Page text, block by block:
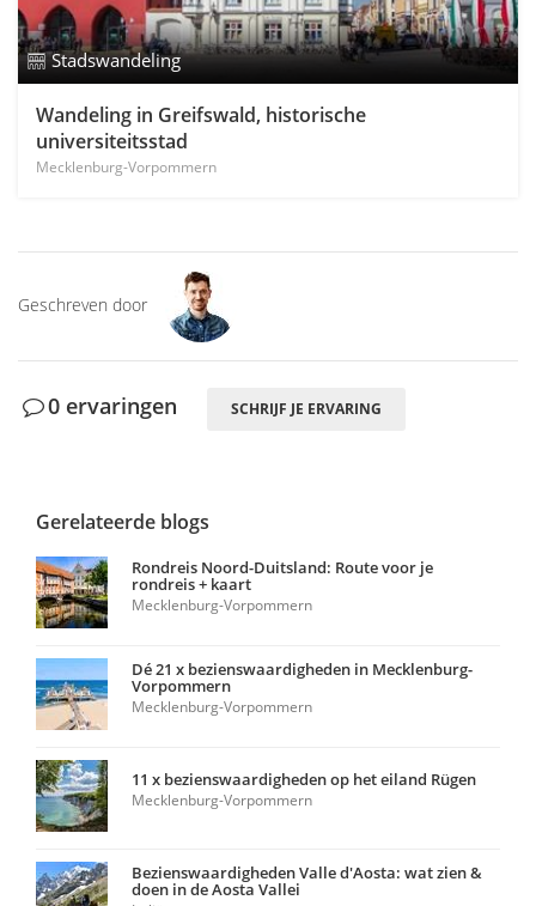
Stadswandeling
Wandeling in Greifswald, historische
universiteitsstad
Mecklenburg-Vorpommern
Geschreven door
0 ervaringen SCHRIJF JE ERVARING
Gerelateerde blogs
Rondreis Noord-Duitsland: Route voor je
rondreis + kaart
Mecklenburg-Vorpommern
Dé 21 x bezienswaardigheden in Mecklenburg-
Vorpommern
Mecklenburg-Vorpommern
11 x bezienswaardigheden op het eiland Rügen
Mecklenburg-Vorpommern
Bezienswaardigheden Valle d'Aosta: wat zien &
doen in de Aosta Vallei